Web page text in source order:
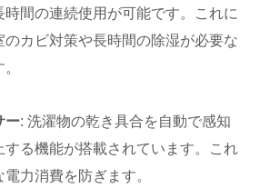
時間の連続使用が可能です。これに
のカビ対策や長時間の除湿が必要な
ー: 洗濯物の乾き具合を自動で感知
する機能が搭載されています。これ
力消費を防ぎます。